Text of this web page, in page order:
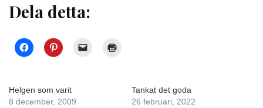
Dela detta:
Helgen som varit
8 december, 2009
Tankat det goda
26 februari, 2022